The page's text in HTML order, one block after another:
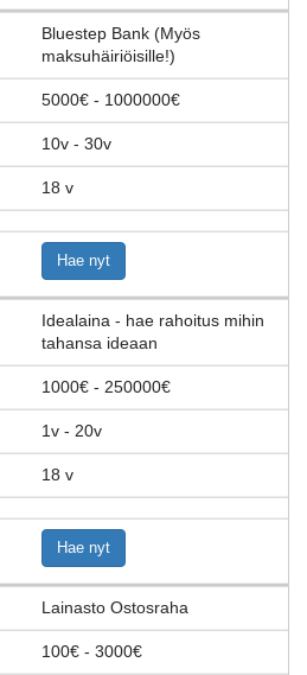
Bluestep Bank (Myös
maksuhäiriöisille!)
5000€ - 1000000€
10v - 30v
18 v
Hae nyt
Idealaina - hae rahoitus mihin
tahansa ideaan
1000€ - 250000€
1v - 20v
18 v
Hae nyt
Lainasto Ostosraha
100€ - 3000€